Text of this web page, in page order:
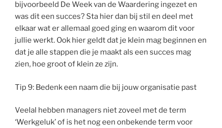
bijvoorbeeld De Week van de Waardering ingezet en
was dit een succes? Sta hier dan bij stil en deel met
elkaar wat er allemaal goed ging en waarom dit voor
jullie werkt. Ook hier geldt dat je klein mag beginnen en
dat je alle stappen die je maakt als een succes mag
zien, hoe groot of klein ze zijn.
Tip 9: Bedenk een naam die bij jouw organisatie past
Veelal hebben managers niet zoveel met de term
‘Werkgeluk’ of is het nog een onbekende term voor